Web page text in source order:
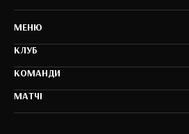
MEНЮ
КЛУБ
КОМАНДИ
МАТЧІ